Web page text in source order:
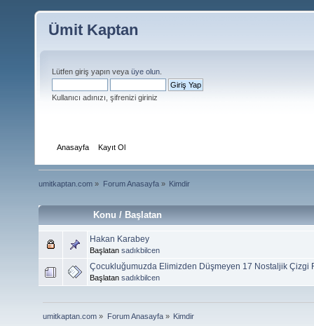
Ümit Kaptan
Lütfen giriş yapın veya üye olun
Kullanıcı adınızı, şifrenizi giriniz
Anasayfa Kayıt Ol
umitkaptan.com » Forum Anasayfa» Kimdir
Konu / Başlatan
Hakan Karabey
Başlatan sadıkbilcen
Çocukluğumuzda Elimizden Düşmeyen 17 Nostaljik Çizgi
Başlatan sadıkbilcen
umitkaptan.com » Forum Anasayfa» Kimdir